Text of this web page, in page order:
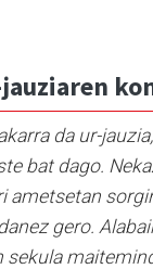
da ur-
bat dago.
ametsetan
gero.
sekula